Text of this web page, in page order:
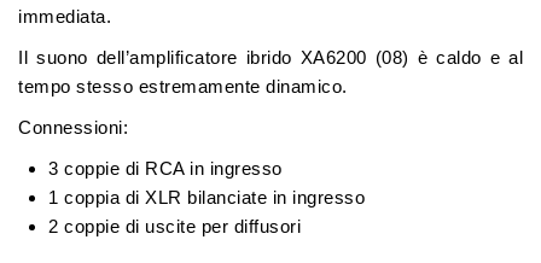
immediata.
Il suono dell’amplificatore ibrido XA6200 (08) è caldo e al
tempo stesso estremamente dinamico.
Connessioni:
3 coppie di RCA in ingresso
1 coppia di XLR bilanciate in ingresso
2 coppie di uscite per diffusori